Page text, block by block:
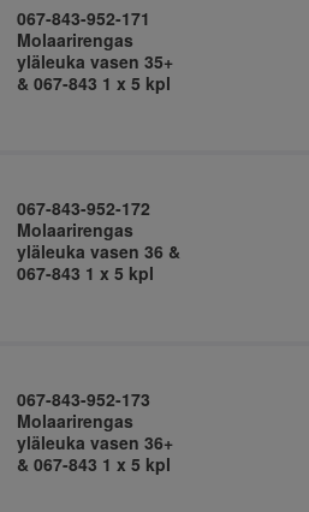
067-843-952-171
Molaarirengas
yläleuka vasen 35+
& 067-843 1 x 5 kpl
067-843-952-172
Molaarirengas
yläleuka vasen 36 &
067-843 1 x 5 kpl
067-843-952-173
Molaarirengas
yläleuka vasen 36+
& 067-843 1 x 5 kpl